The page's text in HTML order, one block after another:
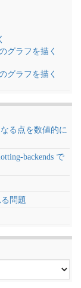
グラフを描く
グラフを描く
る点を数値的に
backends で
問題